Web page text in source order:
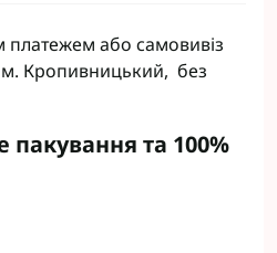
або самовивіз
м. Кропивницький, без
пакування та 100%